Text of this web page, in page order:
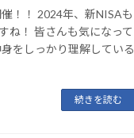
！！ 2024年、新NISAも
ね！ 皆さんも気になって
をしっかり理解している
続きを読む